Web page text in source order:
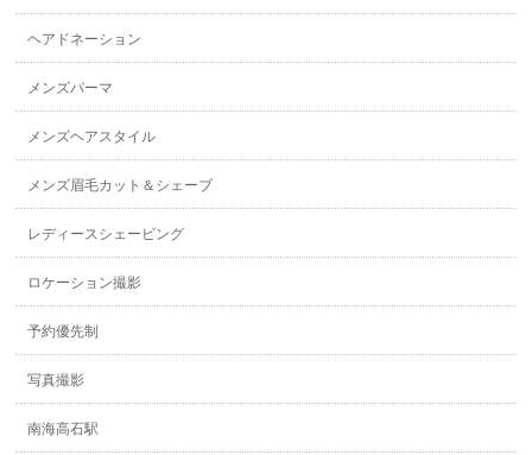
ヘアドネーション
メンズパーマ
メンズヘアスタイル
メンズ眉毛カット＆シェーブ
レディースシェービング
ロケーション撮影
予約優先制
写真撮影
南海高石駅